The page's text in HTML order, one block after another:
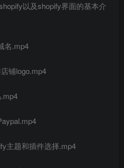
以及shopify界面的基本介
名.mp4
铺logo.mp4
主题和插件选择.mp4